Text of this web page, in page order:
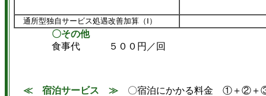
通所型独自サービス処遇改善加算（Ⅰ）
〇その他
食事代 ５００円／回
≪ 宿泊サービス ≫ 〇宿泊にかかる料金 ①＋②＋